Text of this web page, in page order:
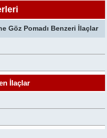
Göz Pomadı Benzeri İlaçlar
İlaçlar